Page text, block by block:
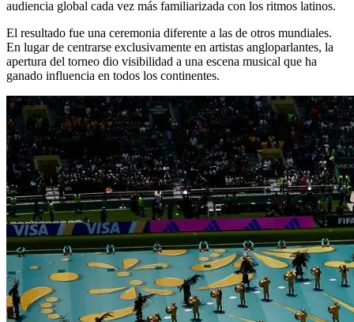
audiencia global cada vez más familiarizada con los ritmos latinos.
El resultado fue una ceremonia diferente a las de otros mundiales.
En lugar de centrarse exclusivamente en artistas angloparlantes, la
apertura del torneo dio visibilidad a una escena musical que ha
ganado influencia en todos los continentes.